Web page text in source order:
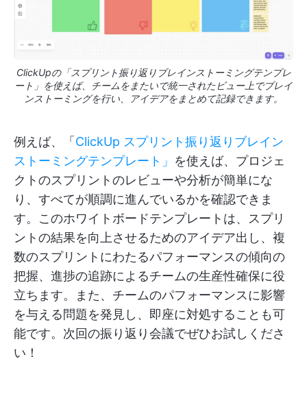
ClickUpの「スプリント振り返りブレインストーミングテンプレ
ート」を使えば、チームをまたいで統一されたビュー上でブレイ
ンストーミングを行い、アイデアをまとめて記録できます。
例えば、「ClickUp スプリント振り返りブレイン
ストーミングテンプレート」 を使えば、プロジェ
クトのスプリントのレビューや分析が簡単にな
り、すべてが順調に進んでいるかを確認できま
す。このホワイトボードテンプレートは、スプリ
ントの結果を向上させるためのアイデア出し、複
数のスプリントにわたるパフォーマンスの傾向の
把握、進捗の追跡によるチームの生産性確保に役
立ちます。また、チームのパフォーマンスに影響
を与える問題を発見し、即座に対処することも可
能です。次回の振り返り会議でぜひお試しくださ
い！